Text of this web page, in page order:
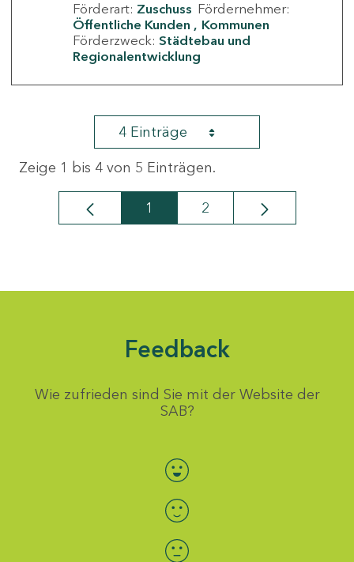
Förderart: Zuschuss Fördernehmer:
Öffentliche Kunden
Kommunen
Förderzweck: Städtebau und
Regionalentwicklung
4 Einträge
Zeige 1 bis 4 von 5 Einträgen.
Seite
1 Seite
2
Feedback
Wie zufrieden sind Sie mit der Website der
SAB?
Bewertung auswählen